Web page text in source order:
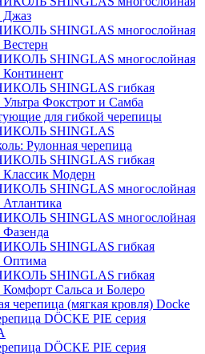
Джаз
SHINGLAS многослойная
SHINGLAS многослойная
Континент
SHINGLAS гибкая
Ультра Фокстрот и Самба
для гибкой черепицы
SHINGLAS
Рулонная черепица
SHINGLAS гибкая
Классик Модерн
SHINGLAS многослойная
SHINGLAS многослойная
Фазенда
SHINGLAS гибкая
Оптима
SHINGLAS гибкая
Комфорт Сальса и Болеро
черепица (мягкая кровля) Docke
DÖCKE PIE серия
DÖCKE PIE серия